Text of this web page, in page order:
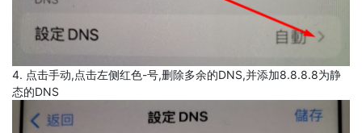
4. 点击手动,点击左侧红色-号,删除多余的DNS,并添加8.8.8.8为静
态的DNS